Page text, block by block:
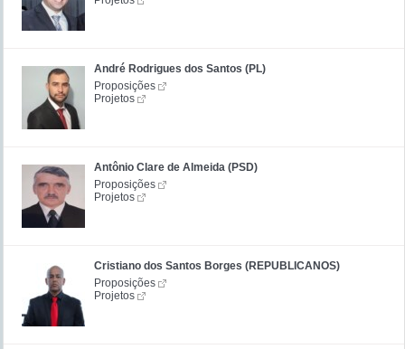
André Rodrigues dos Santos (PL)
Proposições
Projetos
Antônio Clare de Almeida (PSD)
Proposições
Projetos
Cristiano dos Santos Borges (REPUBLICANOS)
Proposições
Projetos